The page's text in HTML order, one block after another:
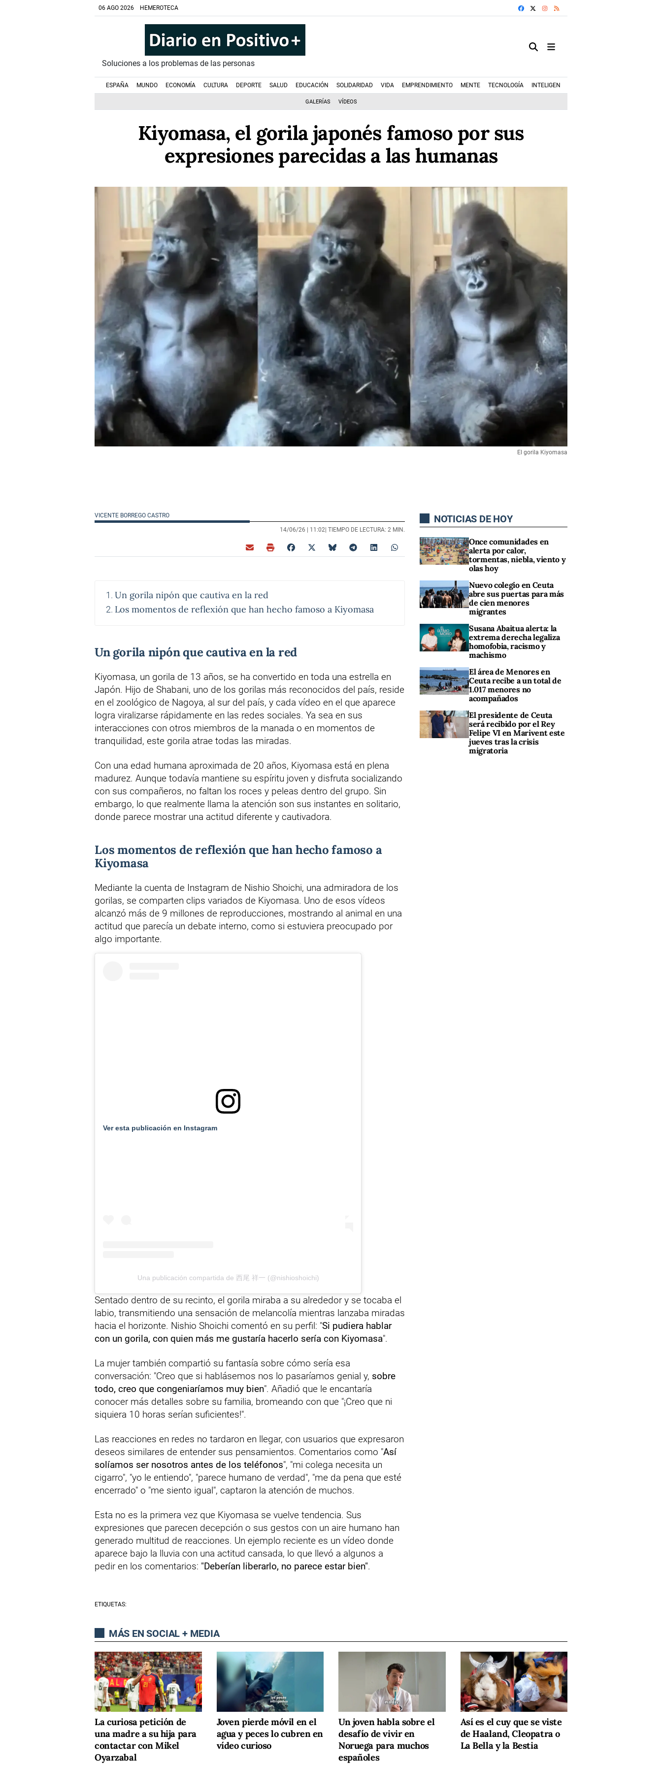
06 AGO 2026 HEMEROTECA FACEBOOKINSTAGRAM
Soluciones a los problemas de las personas
ESPAÑA MUNDO ECONOMÍA CULTURA DEPORTE SALUD EDUCACIÓN SOLIDARIDAD VIDA EMPRENDIMIENTO MENTE TECNOLOGÍA INTELIGENCIA ARTIFICIAL
GALERÍAS VÍDEOS
Kiyomasa, el gorila japonés famoso por sus
expresiones parecidas a las humanas
El gorila Kiyomasa
VICENTE BORREGO CASTRO
14/06/26 | 11:02 | TIEMPO DE LECTURA: 2 MIN.
Un gorila nipón que cautiva en la red
Los momentos de reflexión que han hecho famoso a Kiyomasa
Un gorila nipón que cautiva en la red
Kiyomasa, un gorila de 13 años, se ha convertido en toda una estrella en
Japón. Hijo de Shabani, uno de los gorilas más reconocidos del país, reside
en el zoológico de Nagoya, al sur del país, y cada vídeo en el que aparece
logra viralizarse rápidamente en las redes sociales. Ya sea en sus
interacciones con otros miembros de la manada o en momentos de
tranquilidad, este gorila atrae todas las miradas.
Con una edad humana aproximada de 20 años, Kiyomasa está en plena
madurez. Aunque todavía mantiene su espíritu joven y disfruta socializando
con sus compañeros, no faltan los roces y peleas dentro del grupo. Sin
embargo, lo que realmente llama la atención son sus instantes en solitario,
donde parece mostrar una actitud diferente y cautivadora.
Los momentos de reflexión que han hecho famoso a
Kiyomasa
Mediante la cuenta de Instagram de Nishio Shoichi, una admiradora de los
gorilas, se comparten clips variados de Kiyomasa. Uno de esos vídeos
alcanzó más de 9 millones de reproducciones, mostrando al animal en una
actitud que parecía un debate interno, como si estuviera preocupado por
algo importante.
Ver esta publicación en Instagram
Una publicación compartida de 西尾 祥一 (@nishioshoichi)
Sentado dentro de su recinto, el gorila miraba a su alrededor y se tocaba el
labio, transmitiendo una sensación de melancolía mientras lanzaba miradas
hacia el horizonte. Nishio Shoichi comentó en su perfil: "Si pudiera hablar
con un gorila, con quien más me gustaría hacerlo sería con Kiyomasa".
La mujer también compartió su fantasía sobre cómo sería esa
conversación: "Creo que si hablásemos nos lo pasaríamos genial y, sobre
todo, creo que congeniaríamos muy bien". Añadió que le encantaría
conocer más detalles sobre su familia, bromeando con que "¡Creo que ni
siquiera 10 horas serían suficientes!".
Las reacciones en redes no tardaron en llegar, con usuarios que expresaron
deseos similares de entender sus pensamientos. Comentarios como "Así
solíamos ser nosotros antes de los teléfonos", "mi colega necesita un
cigarro", "yo le entiendo", "parece humano de verdad", "me da pena que esté
encerrado" o "me siento igual", captaron la atención de muchos.
Esta no es la primera vez que Kiyomasa se vuelve tendencia. Sus
expresiones que parecen decepción o sus gestos con un aire humano han
generado multitud de reacciones. Un ejemplo reciente es un vídeo donde
aparece bajo la lluvia con una actitud cansada, lo que llevó a algunos a
pedir en los comentarios: "Deberían liberarlo, no parece estar bien".
ETIQUETAS:
NOTICIAS DE HOY
Once comunidades en
alerta por calor,
tormentas, niebla, viento y
olas hoy
Nuevo colegio en Ceuta
abre sus puertas para más
de cien menores
migrantes
Susana Abaitua alerta: la
extrema derecha legaliza
homofobia, racismo y
machismo
El área de Menores en
Ceuta recibe a un total de
1.017 menores no
acompañados
El presidente de Ceuta
será recibido por el Rey
Felipe VI en Marivent este
jueves tras la crisis
migratoria
MÁS EN SOCIAL + MEDIA
La curiosa petición de
una madre a su hija para
contactar con Mikel
Oyarzabal
Joven pierde móvil en el
agua y peces lo cubren en
vídeo curioso
Un joven habla sobre el
desafío de vivir en
Noruega para muchos
españoles
Así es el cuy que se viste
de Haaland, Cleopatra o
La Bella y la Bestia